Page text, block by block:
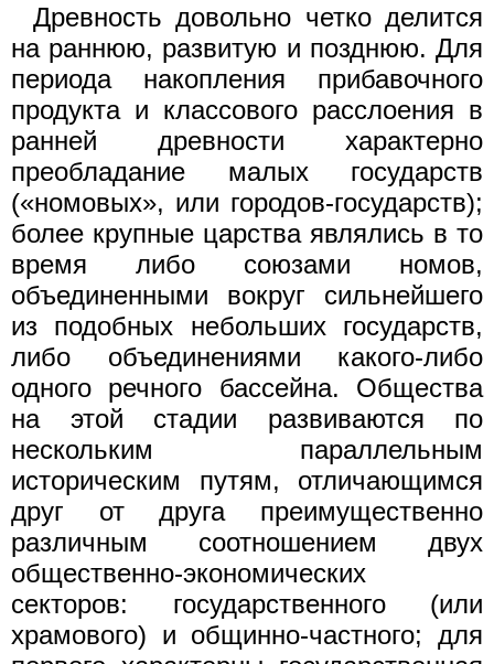
Древность довольно четко делится
на раннюю, развитую и позднюю. Для
периода накопления прибавочного
продукта и классового расслоения в
ранней древности характерно
преобладание малых государств
(«номовых», или городов-государств);
более крупные царства являлись в то
время либо союзами номов,
объединенными вокруг сильнейшего
из подобных небольших государств,
либо объединениями какого-либо
одного речного бассейна. Общества
на этой стадии развиваются по
нескольким параллельным
историческим путям, отличающимся
друг от друга преимущественно
различным соотношением двух
общественно-экономических
секторов: государственного (или
храмового) и общинно-частного; для